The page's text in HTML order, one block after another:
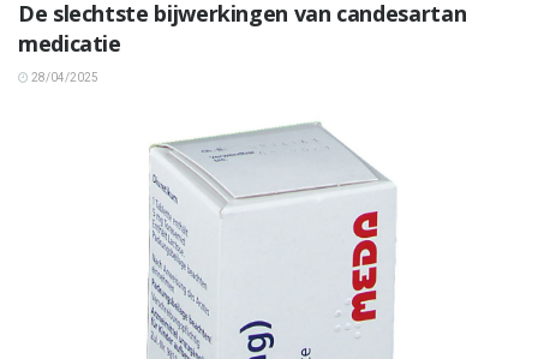
De slechtste bijwerkingen van candesartan
medicatie
28/04/2025